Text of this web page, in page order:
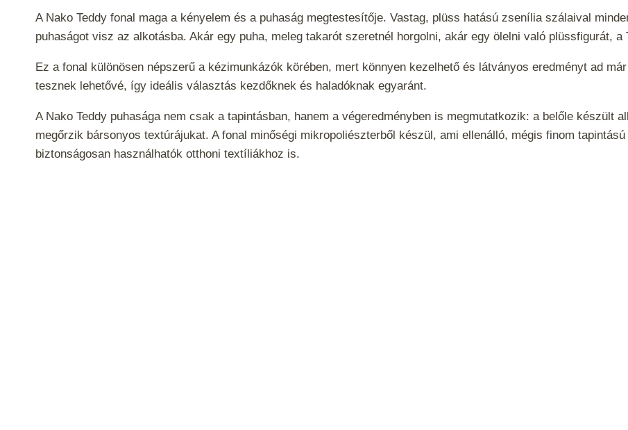
A Nako Teddy fonal maga a kényelem és a puhaság megtestesítője. Vastag, plüss hatású zsenília szálaival
puhaságot visz az alkotásba. Akár egy puha, meleg takarót szeretnél horgolni, akár egy ölelni való plüssfigurát, a
Ez a fonal különösen népszerű a kézimunkázók körében, mert könnyen kezelhető és látványos eredményt ad
tesznek lehetővé, így ideális választás kezdőknek és haladóknak egyaránt.
A Nako Teddy puhasága nem csak a tapintásban, hanem a végeredményben is megmutatkozik: a belőle készült
megőrzik bársonyos textúrájukat. A fonal minőségi mikropoliészterből készül, ami ellenálló, mégis finom
biztonságosan használhatók otthoni textíliákhoz is.